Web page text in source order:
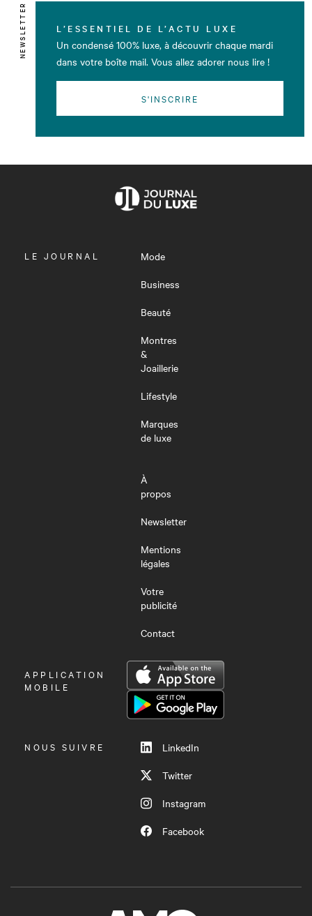
NEWSLETTER L’ESSENTIEL DE L’ACTU LUXE
Un condensé 100% luxe, à découvrir chaque mardi
dans votre boîte mail. Vous allez adorer nous lire !
S'INSCRIRE
OUVRIR
LE JOURNAL
Mode
Business
Beauté
Montres
&
Joaillerie
Lifestyle
Marques
de luxe
À
propos
Newsletter
Mentions
légales
Votre
publicité
Contact
OUVRIR
LE
APPLICATION
MOBILE
NOUS SUIVRE
LinkedIn
Twitter
Instagram
Facebook